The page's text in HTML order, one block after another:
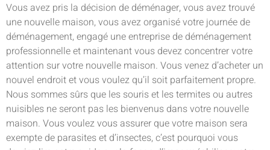
Vous avez pris la décision de déménager, vous avez trouvé
une nouvelle maison, vous avez organisé votre journée de
déménagement, engagé une entreprise de déménagement
professionnelle et maintenant vous devez concentrer votre
attention sur votre nouvelle maison. Vous venez d’acheter un
nouvel endroit et vous voulez qu’il soit parfaitement propre.
Nous sommes sûrs que les souris et les termites ou autres
nuisibles ne seront pas les bienvenus dans votre nouvelle
maison. Vous voulez vous assurer que votre maison sera
exempte de parasites et d’insectes, c’est pourquoi vous